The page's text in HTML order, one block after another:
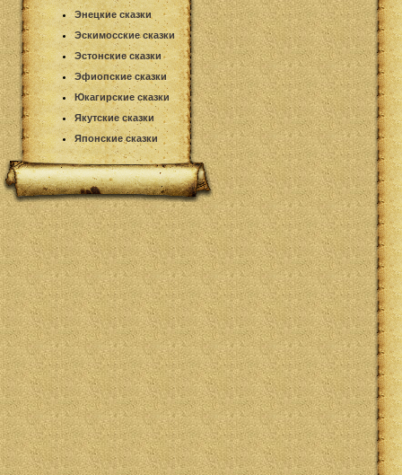
Энецкие сказки
Эскимосские сказки
Эстонские сказки
Эфиопские сказки
Юкагирские сказки
Якутские сказки
Японские сказки